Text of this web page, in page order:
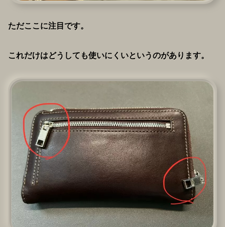
ただここに注目です。
これだけはどうしても使いにくいというのがあります。